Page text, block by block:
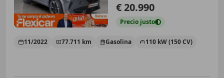
€ 20.990
Precio justo
11/2022 77.711 km Gasolina 110 kW (150 CV)